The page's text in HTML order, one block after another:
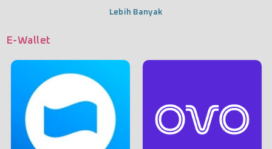
Lebih Banyak
E-Wallet